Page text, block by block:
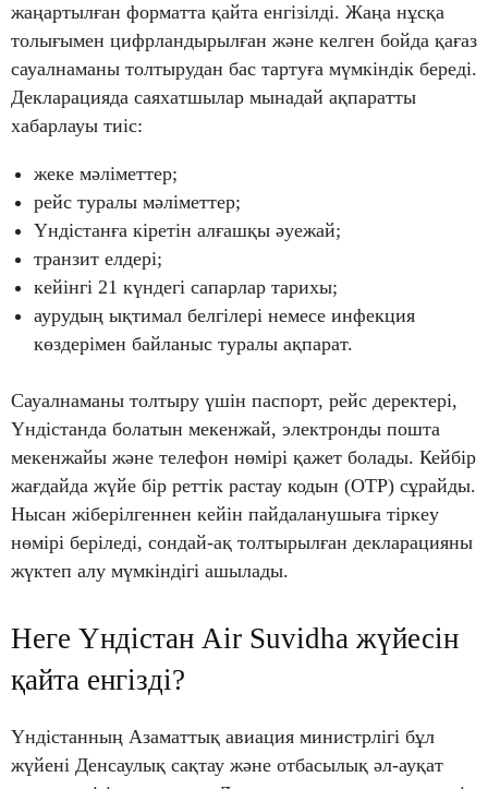
жаңартылған форматта қайта енгізілді. Жаңа нұсқа
толығымен цифрландырылған және келген бойда қағаз
сауалнаманы толтырудан бас тартуға мүмкіндік береді.
Декларацияда саяхатшылар мынадай ақпаратты
хабарлауы тиіс:
жеке мәліметтер;
рейс туралы мәліметтер;
Үндістанға кіретін алғашқы әуежай;
транзит елдері;
кейінгі 21 күндегі сапарлар тарихы;
аурудың ықтимал белгілері немесе инфекция
көздерімен байланыс туралы ақпарат.
Сауалнаманы толтыру үшін паспорт, рейс деректері,
Үндістанда болатын мекенжай, электронды пошта
мекенжайы және телефон нөмірі қажет болады. Кейбір
жағдайда жүйе бір реттік растау кодын (OTP) сұрайды.
Нысан жіберілгеннен кейін пайдаланушыға тіркеу
нөмірі беріледі, сондай-ақ толтырылған декларацияны
жүктеп алу мүмкіндігі ашылады.
Неге Үндістан Air Suvidha жүйесін
қайта енгізді?
Үндістанның Азаматтық авиация министрлігі бұл
жүйені Денсаулық сақтау және отбасылық әл-ауқат